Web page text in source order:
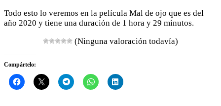
Todo esto lo veremos en la película Mal de ojo que es del
año 2020 y tiene una duración de 1 hora y 29 minutos.
(Ninguna valoración todavía)
Compártelo: